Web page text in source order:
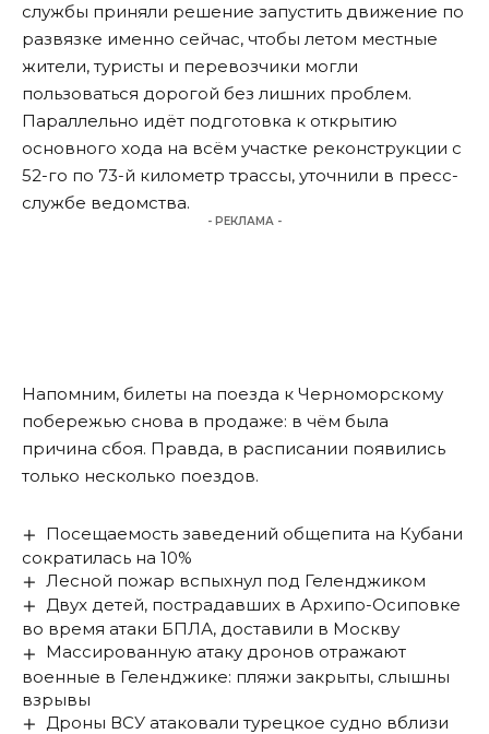
службы приняли решение запустить движение по
развязке именно сейчас, чтобы летом местные
жители, туристы и перевозчики могли
пользоваться дорогой без лишних проблем.
Параллельно идёт подготовка к открытию
основного хода на всём участке реконструкции с
52-го по 73-й километр трассы, уточнили в пресс-
службе ведомства.
- РЕКЛАМА -
Напомним, билеты на поезда к Черноморскому
побережью снова в продаже: в чём была
причина сбоя. Правда, в расписании появились
только несколько поездов.
Посещаемость заведений общепита на Кубани
сократилась на 10%
Лесной пожар вспыхнул под Геленджиком
Двух детей, пострадавших в Архипо-Осиповке
во время атаки БПЛА, доставили в Москву
Массированную атаку дронов отражают
военные в Геленджике: пляжи закрыты, слышны
взрывы
Дроны ВСУ атаковали турецкое судно вблизи